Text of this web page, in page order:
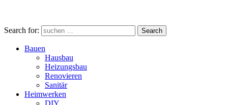
Search for: Search
Bauen
Hausbau
Heizungsbau
Renovieren
Sanitär
Heimwerken
DIY